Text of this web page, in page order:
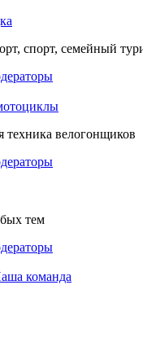
спорт, семейный
техника велогонщиков
тем
команда